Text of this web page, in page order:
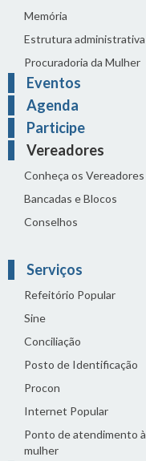
Memória
Estrutura administrativa
Procuradoria da Mulher
Eventos
Agenda
Participe
Vereadores
Conheça os Vereadores
Bancadas e Blocos
Conselhos
Serviços
Refeitório Popular
Sine
Conciliação
Posto de Identificação
Procon
Internet Popular
Ponto de atendimento à
mulher